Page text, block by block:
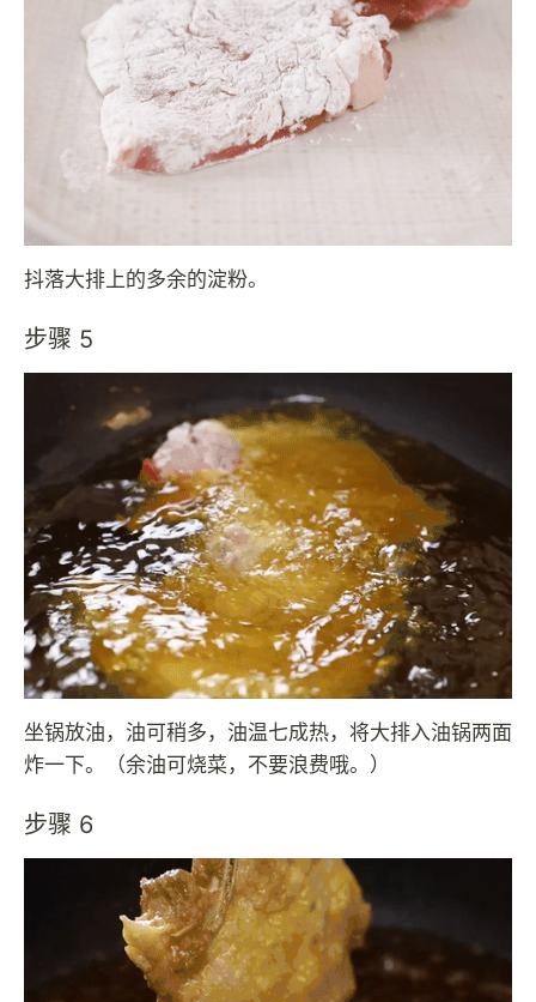
抖落大排上的多余的淀粉。
步骤 5
坐锅放油，油可稍多，油温七成热，将大排入油锅两面
炸一下。（余油可烧菜，不要浪费哦。）
步骤 6